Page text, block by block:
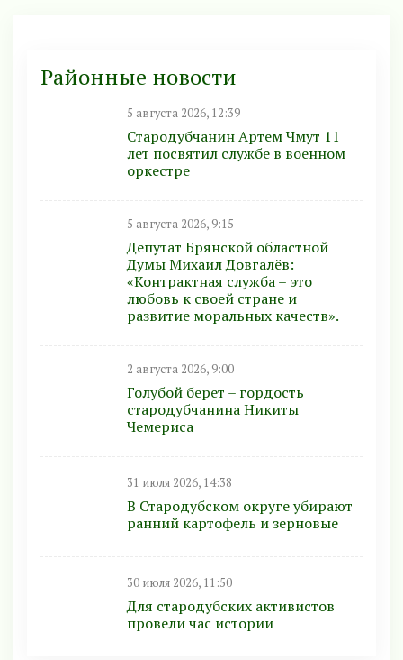
Районные новости
5 августа 2026, 12:39
Стародубчанин Артем Чмут 11
лет посвятил службе в военном
оркестре
5 августа 2026, 9:15
Депутат Брянской областной
Думы Михаил Довгалёв:
«Контрактная служба – это
любовь к своей стране и
развитие моральных качеств».
2 августа 2026, 9:00
Голубой берет – гордость
стародубчанина Никиты
Чемериса
31 июля 2026, 14:38
В Стародубском округе убирают
ранний картофель и зерновые
30 июля 2026, 11:50
Для стародубских активистов
провели час истории